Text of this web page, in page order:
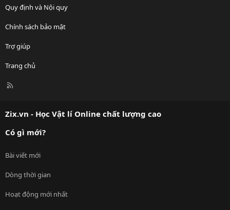
Quy định và Nội quy
Chính sách bảo mật
Trợ giúp
Trang chủ
R
Zix.vn - Học Vật lí Online chất lượng cao
Có gì mới?
Bài viết mới
Dòng thời gian
Hoạt động mới nhất